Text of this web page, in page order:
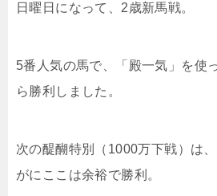
日曜日になって、2歳新馬戦。
5番人気の馬で、「殿一気」を使
ら勝利しました。
次の醍醐特別（1000万下戦）は
がにここは余裕で勝利。